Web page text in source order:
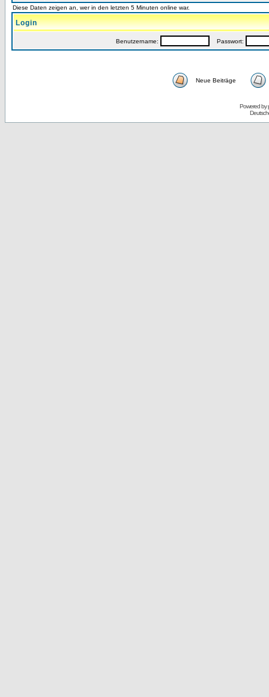
Diese Daten zeigen an, wer in den letzten 5 Minuten online war.
Login
Benutzername: Passwort:
Neue Beiträge
Powered by